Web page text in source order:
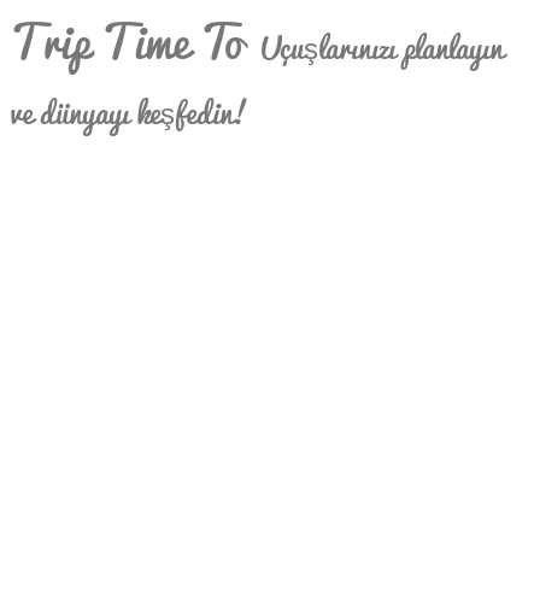
Trip Time To Uçuşlarınızı planlayın
ve dünyayı keşfedin!